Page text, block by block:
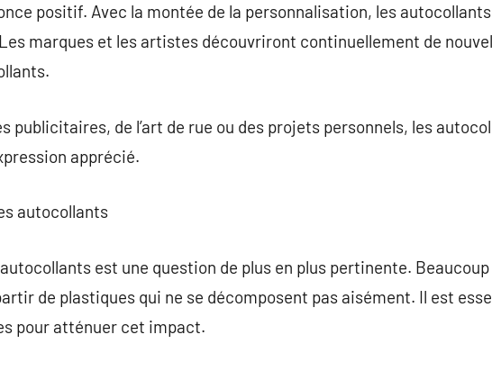
positif. Avec la montée de la personnalisation, les autocollants
marques et les artistes découvriront continuellement de
publicitaires, de l’art de rue ou des projets personnels, les
apprécié.
autocollants
est une question de plus en plus pertinente. Beaucoup
de plastiques qui ne se décomposent pas aisément. Il est
pour atténuer cet impact.